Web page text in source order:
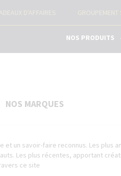
D'AFFAIRES GROUPEMENT
NOS PRODUITS
NOS MARQUES
un savoir-faire reconnus. Les
Les plus récentes, apportant
ce site